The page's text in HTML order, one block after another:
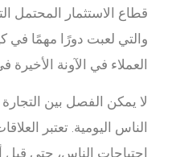
قطاع الاستثمار المحتمل
والتي لعبت دورًا مهمًا
العملاء في الآونة الأخيرة
لا يمكن الفصل بين التجارة
الناس اليومية. تعتبر